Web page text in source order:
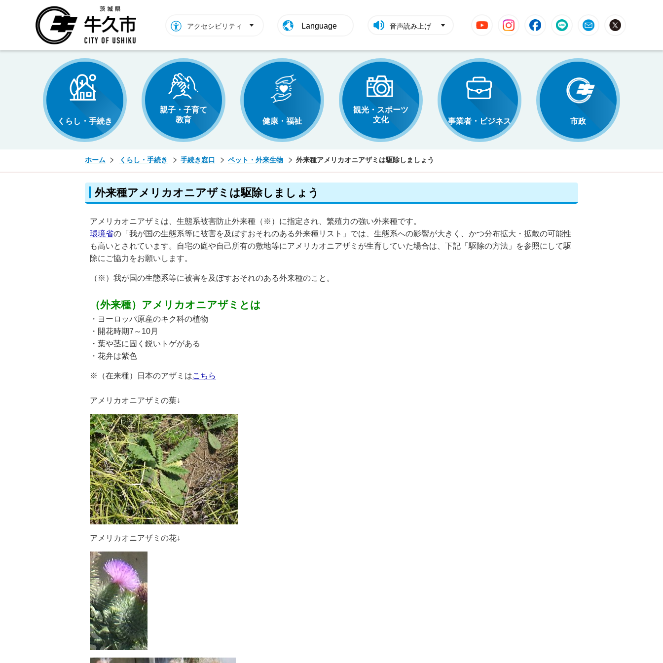
アクセシビリティ Language 音声読み上げ
YouTube InstagramFacebookLINE Mail
くらし・手続き
親子・子育て
教育
健康・福祉
観光・スポーツ
文化
事業者・ビジネス 市政
ホーム くらし・手続き 手続き窓口 ペット・外来生物 外来種アメリカオニアザミは駆除しましょう
外来種アメリカオニアザミは駆除しましょう
アメリカオニアザミは、生態系被害防止外来種（※）に指定され、繁殖力の強い外来種です。
環境省の「我が国の生態系等に被害を及ぼすおそれのある外来種リスト」では、生態系への影響が大きく、かつ分布拡大・拡散の可能性
も高いとされています。自宅の庭や自己所有の敷地等にアメリカオニアザミが生育していた場合は、下記「駆除の方法」を参照にして駆
除にご協力をお願いします。
（※）我が国の生態系等に被害を及ぼすおそれのある外来種のこと。
（外来種）アメリカオニアザミとは
・ヨーロッパ原産のキク科の植物
・開花時期7～10月
・葉や茎に固く鋭いトゲがある
・花弁は紫色
※（在来種）日本のアザミはこちら
アメリカオニアザミの葉↓
アメリカオニアザミの花↓